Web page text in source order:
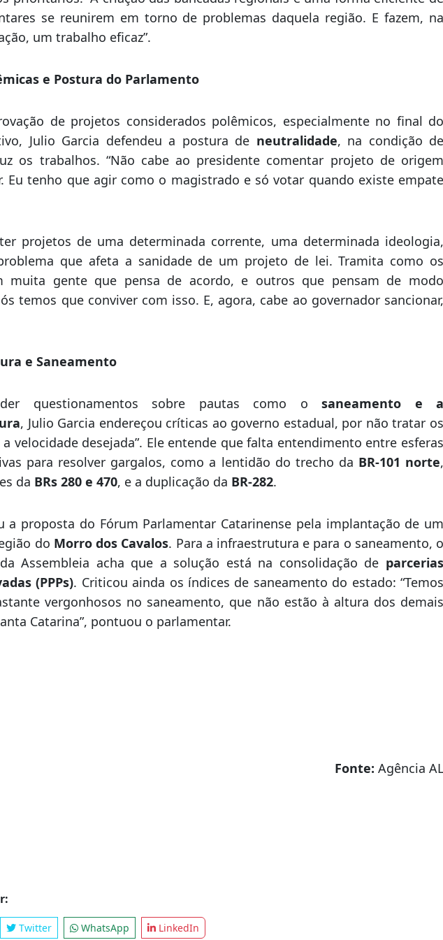
e abre espaços para manifestações de entidades em cada região.
aproximam parlamentares de uma mesma região em favor de projetos
um trabalho eficaz”.
e Postura do Parlamento
Julio Garcia defendeu a postura de
neutralidade
, na condição de
os trabalhos. “Não cabe ao presidente comentar projeto de origem
Eu tenho que agir como o magistrado e só votar quando existe empate
que afeta a sanidade de um projeto de lei. Tramita como os
e Saneamento
, Julio Garcia endereçou críticas ao governo estadual, por não tratar os
velocidade desejada”. Ele entende que falta entendimento entre esferas
para resolver gargalos, como a lentidão do trecho da
BR-101 norte
da
BRs 280 e 470 , e a duplicação da BR-282
a proposta do Fórum Parlamentar Catarinense pela implantação de um